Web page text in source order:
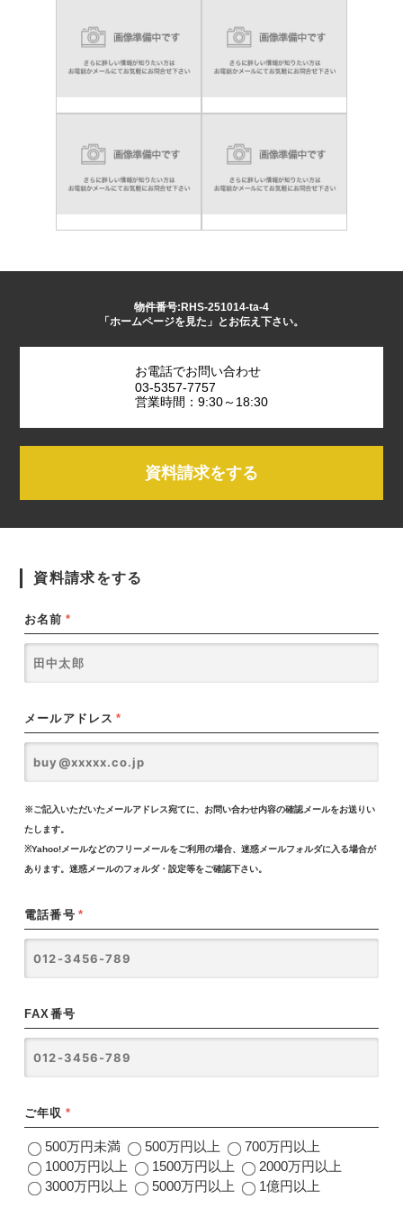
物件番号:RHS-251014-ta-4
「ホームページを見た」とお伝え下さい。
お電話でお問い合わせ
03-5357-7757
営業時間：9:30～18:30
資料請求をする
資料請求をする
お名前 *
メールアドレス *
※ご記入いただいたメールアドレス宛てに、お問い合わせ内容の確認メールをお送りい
たします。
※Yahoo!メールなどのフリーメールをご利用の場合、迷惑メールフォルダに入る場合が
あります。迷惑メールのフォルダ・設定等をご確認下さい。
電話番号 *
FAX番号
ご年収 *
500万円未満 500万円以上
700万円以上
1000万円以上
1500万円以上
2000万円以上
3000万円以上
5000万円以上 1億円以上